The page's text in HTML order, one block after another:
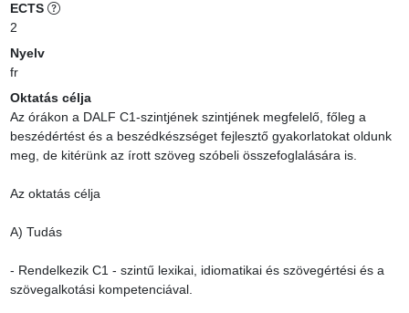
ECTS
2
Nyelv
fr
Oktatás célja
Az órákon a DALF C1-szintjének szintjének megfelelő, főleg a
beszédértést és a beszédkészséget fejlesztő gyakorlatokat oldunk
meg, de kitérünk az írott szöveg szóbeli összefoglalására is.
Az oktatás célja
A) Tudás
- Rendelkezik C1 - szintű lexikai, idiomatikai és szövegértési és a
szövegalkotási kompetenciával.